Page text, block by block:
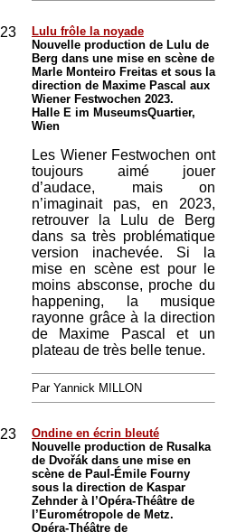
Lulu frôle la noyade
Nouvelle production de Lulu de
Berg dans une mise en scène de
Marle Monteiro Freitas et sous la
direction de Maxime Pascal aux
Wiener Festwochen 2023.
Halle E im MuseumsQuartier,
Wien
Les Wiener Festwochen ont
toujours aimé jouer
d’audace, mais on
n’imaginait pas, en 2023,
retrouver la Lulu de Berg
dans sa très problématique
version inachevée. Si la
mise en scène est pour le
moins absconse, proche du
happening, la musique
rayonne grâce à la direction
de Maxime Pascal et un
plateau de très belle tenue.
Par Yannick MILLON
Ondine en écrin bleuté
Nouvelle production de Rusalka
de Dvořák dans une mise en
scène de Paul-Émile Fourny
sous la direction de Kaspar
Zehnder à l’Opéra-Théâtre de
l’Eurométropole de Metz.
Opéra-Théâtre de